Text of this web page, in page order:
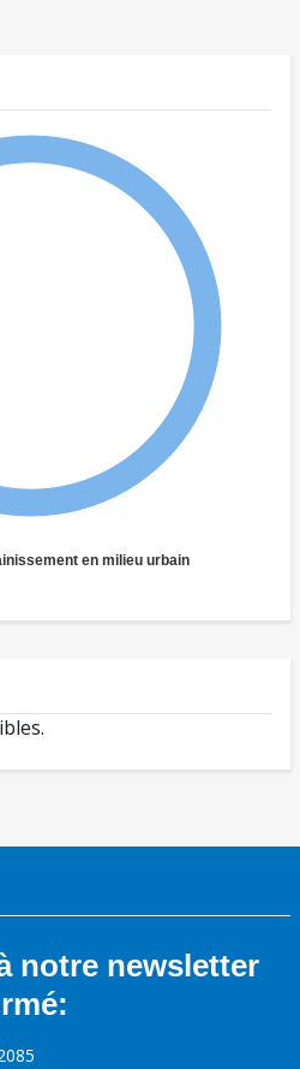
en milieu urbain
notre newsletter